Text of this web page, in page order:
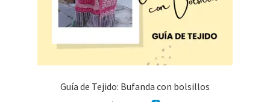
Guía de Tejido: Bufanda con bolsillos